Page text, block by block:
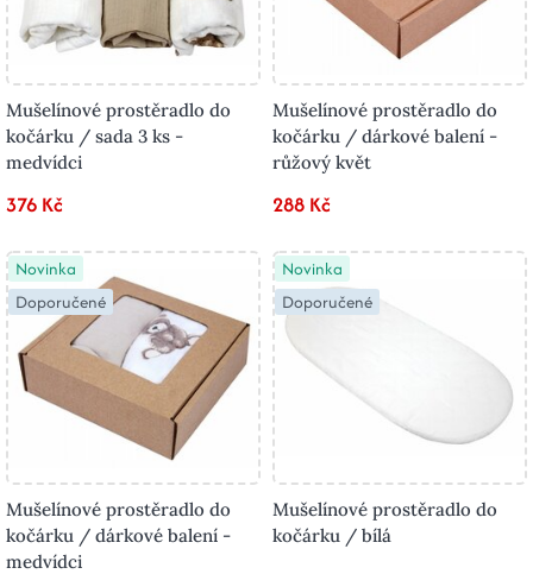
Mušelínové prostěradlo do
kočárku / sada 3 ks -
medvídci
376 Kč
Mušelínové prostěradlo do
kočárku / dárkové balení -
růžový květ
288 Kč
Novinka
Doporučené
Mušelínové prostěradlo do
kočárku / dárkové balení -
medvídci
Novinka
Doporučené
Mušelínové prostěradlo do
kočárku / bílá